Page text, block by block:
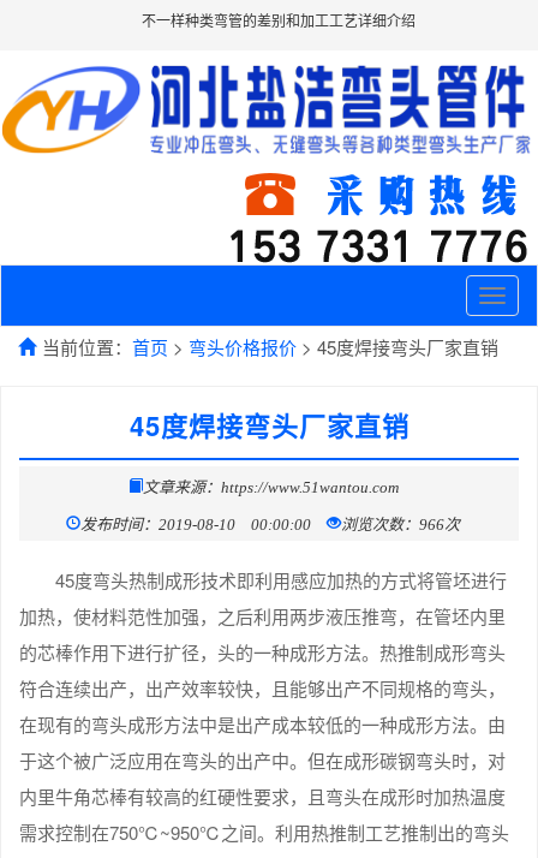
不一样种类弯管的差别和加工工艺详细介绍
Toggle
当前位置： 首页 > 弯头价格报价 > 45度焊接弯头厂家直销
45度焊接弯头厂家直销
文章来源：https://www.51wantou.com
发布时间：2019-08-10 00:00:00 浏览次数：966次
45度弯头热制成形技术即利用感应加热的方式将管坯进行
加热，使材料范性加强，之后利用两步液压推弯，在管坯内里
的芯棒作用下进行扩径，头的一种成形方法。热推制成形弯头
符合连续出产，出产效率较快，且能够出产不同规格的弯头，
在现有的弯头成形方法中是出产成本较低的一种成形方法。由
于这个被广泛应用在弯头的出产中。但在成形碳钢弯头时，对
内里牛角芯棒有较高的红硬性要求，且弯头在成形时加热温度
需求控制在750℃~950℃之间。利用热推制工艺推制出的弯头